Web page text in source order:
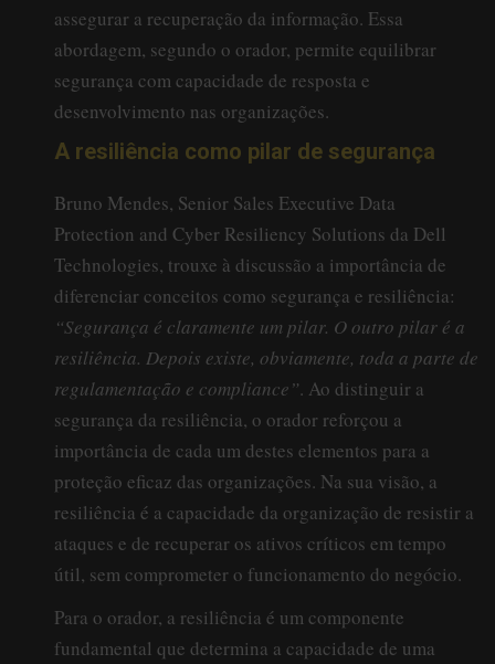
assegurar a recuperação da informação. Essa
abordagem, segundo o orador, permite equilibrar
segurança com capacidade de resposta e
desenvolvimento nas organizações.
A resiliência como pilar de segurança
Bruno Mendes, Senior Sales Executive Data
Protection and Cyber Resiliency Solutions da Dell
Technologies, trouxe à discussão a importância de
diferenciar conceitos como segurança e resiliência:
“Segurança é claramente um pilar. O outro pilar é a
resiliência. Depois existe, obviamente, toda a parte de
regulamentação e compliance”. Ao distinguir a
segurança da resiliência, o orador reforçou a
importância de cada um destes elementos para a
proteção eficaz das organizações. Na sua visão, a
resiliência é a capacidade da organização de resistir a
ataques e de recuperar os ativos críticos em tempo
útil, sem comprometer o funcionamento do negócio.
Para o orador, a resiliência é um componente
fundamental que determina a capacidade de uma